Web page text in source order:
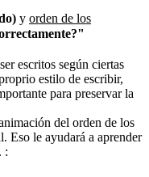
y orden de los
escritos según ciertas
estilo de escribir,
para preservar la
del orden de los
Eso le ayudará a aprender
. :